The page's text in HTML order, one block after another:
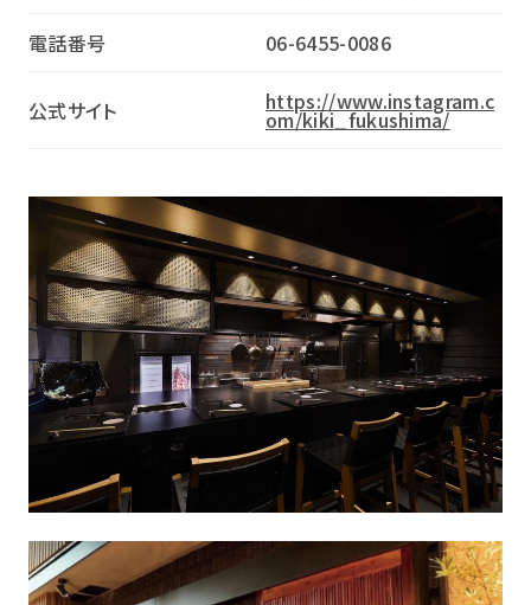
電話番号 06-6455-0086
公式サイト https://www.instagram.c
om/kiki_fukushima/